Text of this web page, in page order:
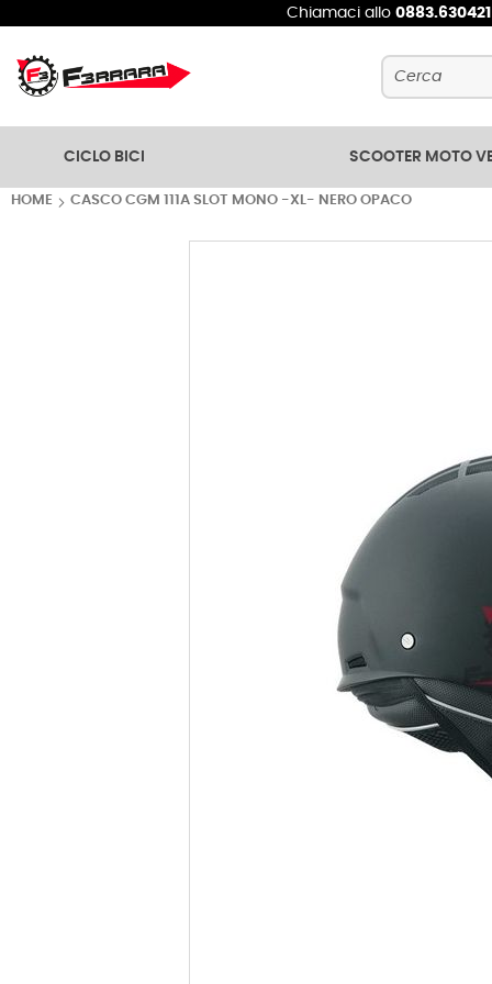
Chiamaci allo 0883.630421
Cerca
CICLO BICI SCOOTER MOTO
HOME CASCO CGM 111A SLOT MONO -XL- NERO OPACO